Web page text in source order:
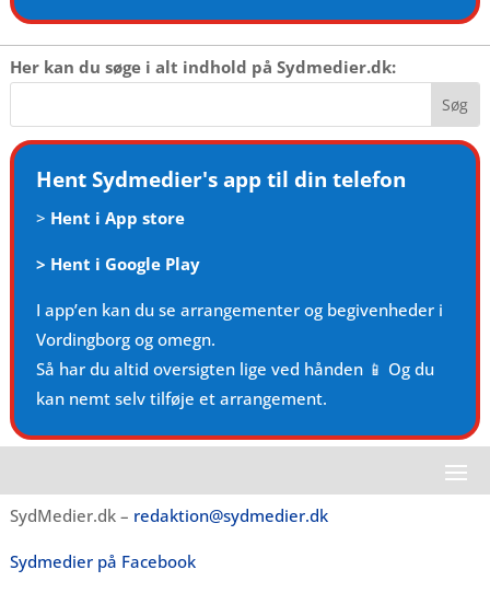
Her kan du søge i alt indhold på Sydmedier.dk:
Hent Sydmedier's app til din telefon
> Hent i App store
> Hent i Google Play
I app’en kan du se arrangementer og begivenheder i
Vordingborg og omegn.
Så har du altid oversigten lige ved hånden 📱 Og du
kan nemt selv tilføje et arrangement.
SydMedier.dk – redaktion@sydmedier.dk
Sydmedier på Facebook